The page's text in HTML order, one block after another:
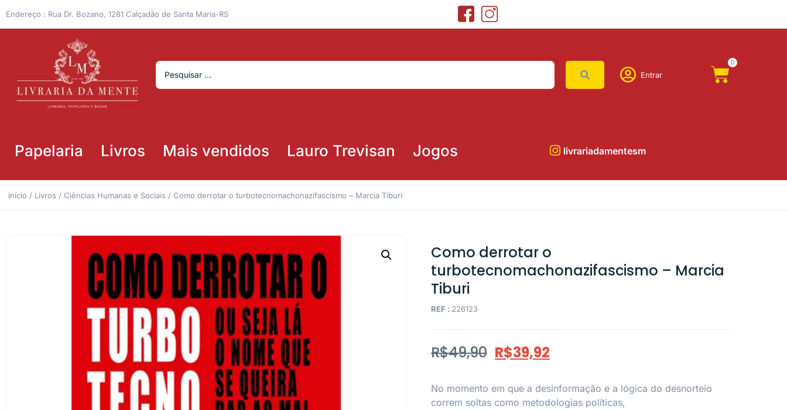
Endereço : Rua Dr. Bozano, 1281 Calçadão de Santa Maria-RS
Entrar
0
Papelaria Livros Mais vendidos Lauro Trevisan Jogos livrariadamentesm
Início / Livros / Ciências Humanas e Sociais / Como derrotar o turbotecnomachonazifascismo – Marcia Tiburi
Como derrotar o
turbotecnomachonazifascismo – Marcia
Tiburi
REF : 226123
R$49,90 R$39,92
No momento em que a desinformação e a lógica do desnorteio
correm soltas como metodologias políticas,